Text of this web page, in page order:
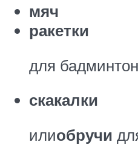
мяч
ракетки
для
скакалки
илиобручи